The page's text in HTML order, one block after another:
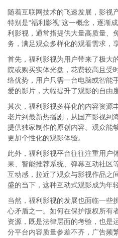
随着互联网技术的飞速发展，影视
特别是“福利影视”这一概念，逐渐
利影视，通常指提供大量高质量、
务，满足观众多样化的观看需求，
首先，福利影视为用户带来了极大
院或购买实体光盘，花费较高且受
络优势，用户只需一台电脑或智能
爱的影片，大幅提升了观影的自由
其次，福利影视多样化的内容资源
老片到最新热播剧，从国产影视到
提供独家制作的原创内容。观众能
更加个性化的观影体验。
此外，福利影视平台往往注重用户
果、智能推荐系统、弹幕互动社区
互动感，拉近了观众与影视作品之
盛的当下，这种互动式观影成为年
当然，福利影视的发展也面临一些
心矛盾之一。如何在保护版权所有
资源，既是法律层面的考验，也是
分平台内容质量参差不齐，广告频